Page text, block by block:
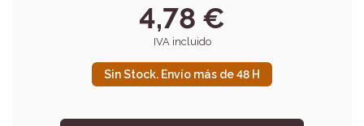
4,78 €
IVA incluido
Sin Stock. Envío más de 48 H